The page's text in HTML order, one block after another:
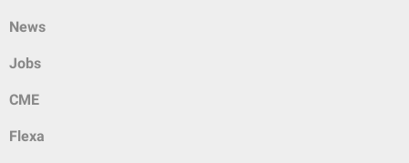
News
Jobs
CME
Flexa